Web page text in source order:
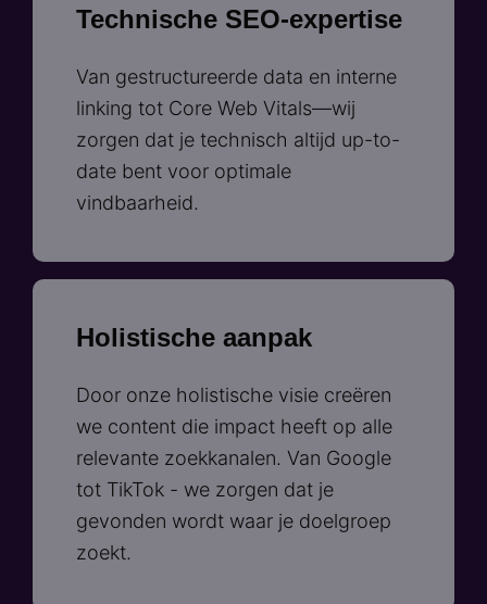
Technische SEO-expertise
Van gestructureerde data en interne
linking tot Core Web Vitals—wij
zorgen dat je technisch altijd up-to-
date bent voor optimale
vindbaarheid.
Holistische aanpak
Door onze holistische visie creëren
we content die impact heeft op alle
relevante zoekkanalen. Van Google
tot TikTok - we zorgen dat je
gevonden wordt waar je doelgroep
zoekt.